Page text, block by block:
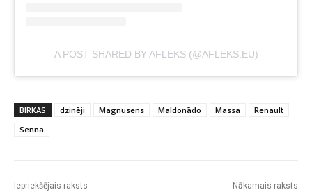
A POST SHARED BY AFLEKS (@AFLEKS.EU)
BIRKAS dzinēji Magnusens Maldonādo Massa
Renault
Senna
Iepriekšējais raksts Nākamais raksts